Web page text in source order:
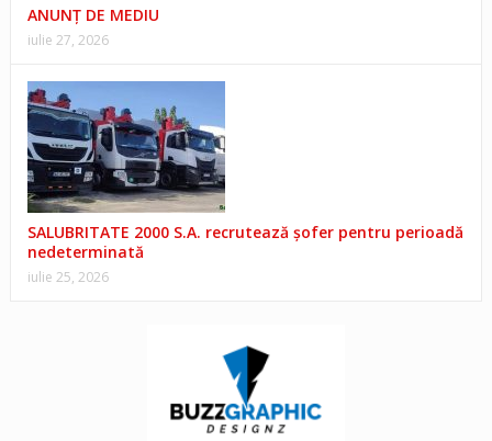
ANUNŢ DE MEDIU
iulie 27, 2026
SALUBRITATE 2000 S.A. recrutează șofer pentru perioadă
nedeterminată
iulie 25, 2026